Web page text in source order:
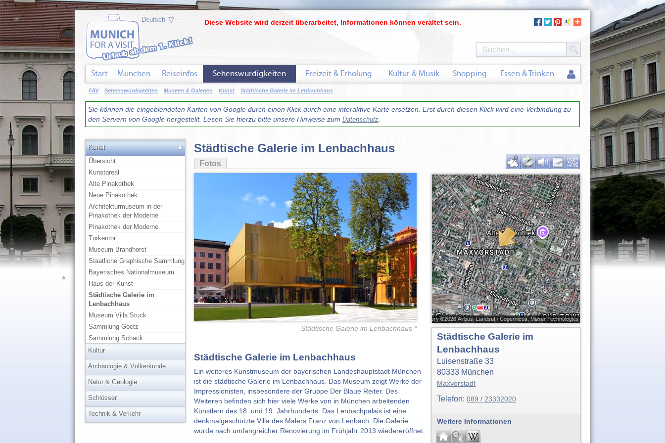
▲
Sie können die eingeblendeten Karten von Google durch einen Klick durch eine interaktive Karte ersetzen. Erst durch diesen Klick wird eine Verbindung zu
den Servern von Google hergestellt. Lesen Sie hierzu bitte unsere Hinweise zum Datenschutz.
Städtische Galerie im Lenbachhaus
Städtische Galerie im Lenbachhaus
Ein weiteres Kunstmuseum der bayerischen Landeshauptstadt München
ist die städtische Galerie im Lenbachhaus. Das Museum zeigt Werke der
Impressionisten, insbesondere der Gruppe Der Blaue Reiter. Des
Weiteren befinden sich hier viele Werke von in München arbeitenden
Künstlern des 18. und 19. Jahrhunderts. Das Lenbachpalais ist eine
denkmalgeschützte Villa des Malers Franz von Lenbach. Die Galerie
wurde nach umfangreicher Renovierung im Frühjahr 2013 wiedereröffnet.
Fotos
Städtische Galerie im Lenbachhaus *
Städtische Galerie im
Lenbachhaus
Luisenstraße 33
80333 München
Maxvorstadt
Telefon: 089 / 23332020
Weitere Informationen
Kunst
▲
Übersicht
Kunstareal
Alte Pinakothek
Neue Pinakothek
Architekturmuseum in der
Pinakothek der Moderne
Pinakothek der Moderne
Türkentor
Museum Brandhorst
Staatliche Graphische Sammlung
Bayerisches Nationalmuseum
Haus der Kunst
Städtische Galerie im
Lenbachhaus
Museum Villa Stuck
Sammlung Goetz
Sammlung Schack
Kultur
Archäologie & Völkerkunde
Natur & Geologie
Schlösser
Technik & Verkehr
Diese Website wird derzeit überarbeitet, Informationen können veraltet sein.
▽
FAV Sehenswürdigkeiten Museen & Galerien Kunst Städtische Galerie im Lenbachhaus
Start München Reiseinfos Sehenswürdigkeiten Freizeit & Erholung Kultur & Musik Shopping Essen & Trinken